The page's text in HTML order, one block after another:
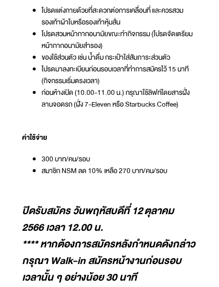
โปรดแต่งกายด้วยที่สะดวกต่อการเคลื่อนที่ และควรสวม
รองเท้าผ้าใบหรือรองเท้าหุ้มส้น
โปรดสวมหน้ากากอนามัยขณะทำกิจกรรม (โปรดจัดเตรียม
หน้ากากอนามัยสำรอง)
ของใช้ส่วนตัว เช่น น้ำดื่ม กระเป๋าใส่สัมภาระส่วนตัว
โปรดมาลงทะเบียนก่อนรอบเวลาที่ทำการสมัครไว้ 15 นาที
(กิจกรรมเริ่มตรงเวลา)
ก่อนห้างเปิด (10.00-11.00 น.) กรุณาใช้ลิฟท์โดยสารฝั่ง
ลานจอดรถ (ฝั่ง 7-Eleven หรือ Starbucks Coffee)
ค่าใช้จ่าย
300 บาท/คน/รอบ
สมาชิก NSM ลด 10% เหลือ 270 บาท/คน/รอบ
ปิดรับสมัคร วันพฤหัสบดีที่ 12 ตุลาคม
2566 เวลา 12.00 น.
**** หากต้องการสมัครหลังกำหนดดังกล่าว
กรุณา Walk-in สมัครหน้างานก่อนรอบ
เวลานั้น ๆ อย่างน้อย 30 นาที